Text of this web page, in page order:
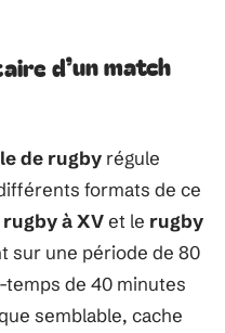
d’un match
de rugby régule
formats de ce
rugby à XVet le rugby
sur une période de 80
de 40 minutes
semblable, cache